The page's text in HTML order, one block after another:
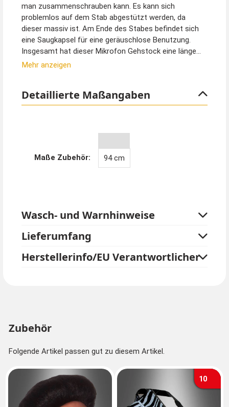
man zusammenschrauben kann. Es kann sich
problemlos auf dem Stab abgestützt werden, da
dieser massiv ist. Am Ende des Stabes befindet sich
eine Saugkapsel für eine geräuschlose Benutzung.
Insgesamt hat dieser Mikrofon Gehstock eine länge
von ca. 94 cm.
medizinische Gehhilfe geeignet.
Mehr anzeigen
Detaillierte Maßangaben
Maße Zubehör: 94 cm
Wasch- und Warnhinweise
Lieferumfang
Herstellerinfo/EU Verantwortlicher
Zubehör
Folgende Artikel passen gut zu diesem Artikel.
10